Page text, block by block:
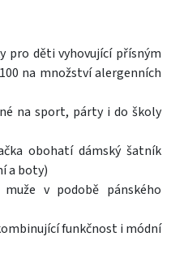
pro děti vyhovující přísným
na množství alergenních
na sport, párty i do školy
obohatí dámský šatník
a boty)
v podobě pánského
funkčnost i módní